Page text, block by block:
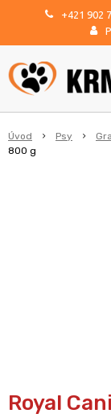
+421 902
Úvod Psy
800 g
Royal